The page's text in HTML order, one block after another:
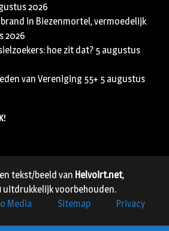
2026
in Biezenmortel, vermoedelijk
2026
hoe zit dat? 5 augustus
van Vereniging 55+ 5 augustus
tekst/beeld van Helvoirt.net,
uitdrukkelijk voorbehouden.
Media
Sitemap
Privacy